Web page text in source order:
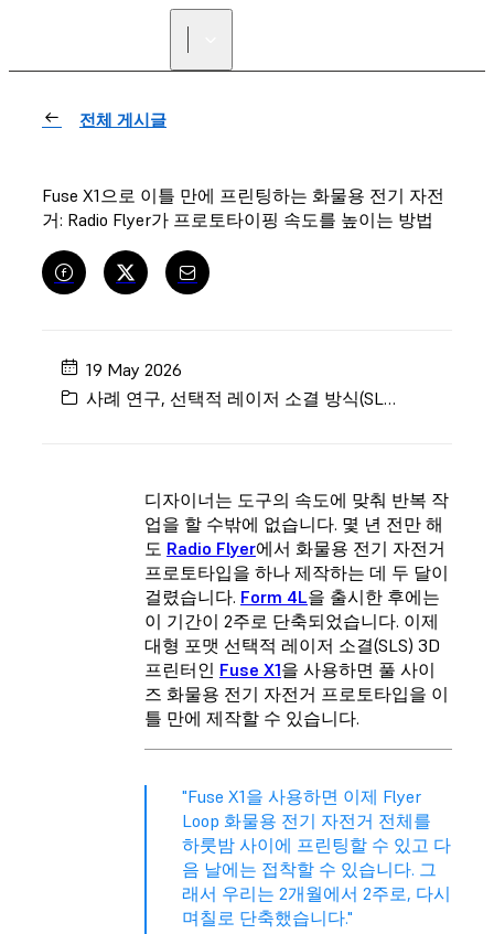
전체 게시글
Fuse X1으로 이틀 만에 프린팅하는 화물용 전기 자전
거: Radio Flyer가 프로토타이핑 속도를 높이는 방법
19 May 2026
사례 연구, 선택적 레이저 소결 방식(SLS)
디자이너는 도구의 속도에 맞춰 반복 작
업을 할 수밖에 없습니다. 몇 년 전만 해
도 Radio Flyer에서 화물용 전기 자전거
프로토타입을 하나 제작하는 데 두 달이
걸렸습니다. Form 4L을 출시한 후에는
이 기간이 2주로 단축되었습니다. 이제
대형 포맷 선택적 레이저 소결(SLS) 3D
프린터인 Fuse X1을 사용하면 풀 사이
즈 화물용 전기 자전거 프로토타입을 이
틀 만에 제작할 수 있습니다.
"Fuse X1을 사용하면 이제 Flyer
Loop 화물용 전기 자전거 전체를
하룻밤 사이에 프린팅할 수 있고 다
음 날에는 접착할 수 있습니다. 그
래서 우리는 2개월에서 2주로, 다시
며칠로 단축했습니다."